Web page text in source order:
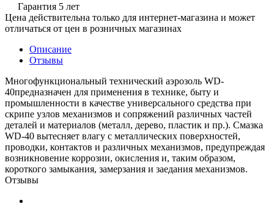
Гарантия 5 лет
Цена действительна только для интернет-магазина и может
отличаться от цен в розничных магазинах
Описание
Отзывы
Многофункциональный технический аэрозоль WD-
40предназначен для применения в технике, быту и
промышленности в качестве универсального средства при
скрипе узлов механизмов и сопряжений различных частей
деталей и материалов (металл, дерево, пластик и пр.). Смазка
WD-40 вытесняет влагу с металлических поверхностей,
проводки, контактов и различных механизмов, предупреждая
возникновение коррозии, окисления и, таким образом,
короткого замыкания, замерзания и заедания механизмов.
Отзывы